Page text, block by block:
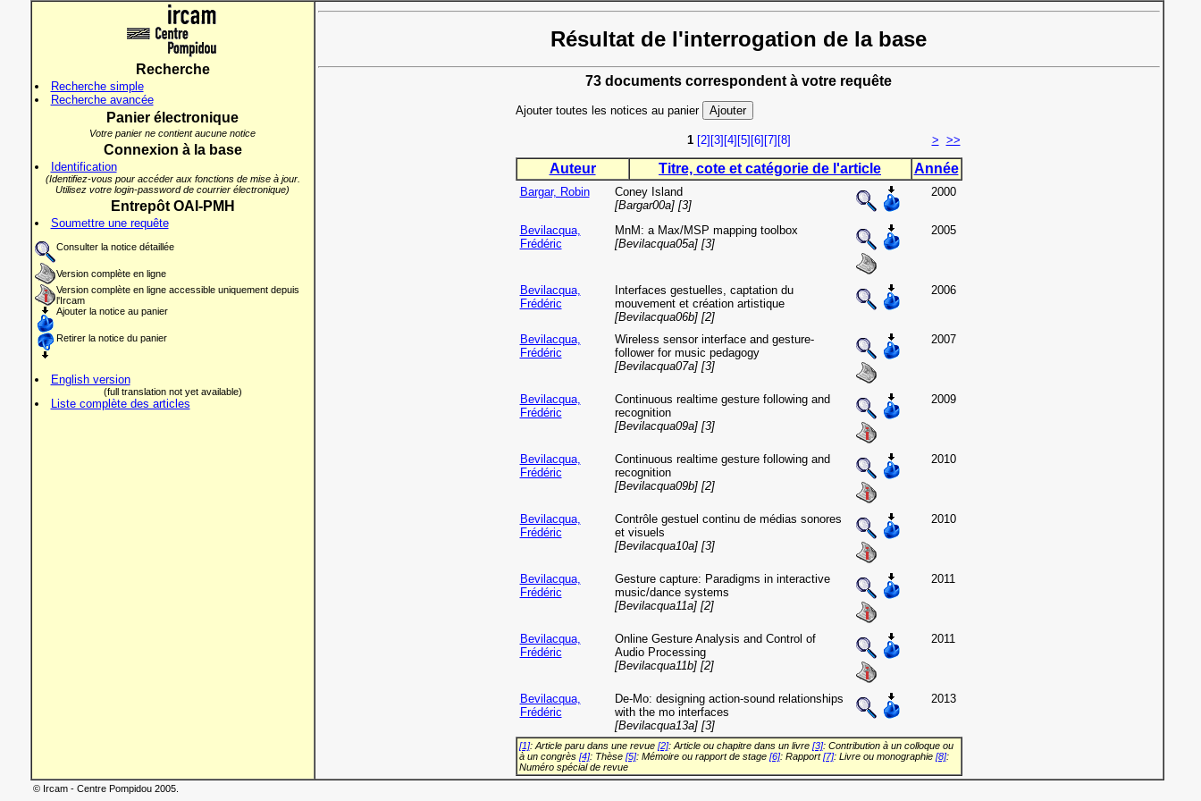
Recherche
Recherche simple
Recherche avancée
Panier électronique
Votre panier ne contient aucune notice
Connexion à la base
Identification
(Identifiez-vous pour accéder aux fonctions de mise à jour.
Utilisez votre login-password de courrier électronique)
Entrepôt OAI-PMH
Soumettre une requête
Consulter la notice détaillée
Version complète en ligne
Version complète en ligne accessible uniquement depuis
l'Ircam
Ajouter la notice au panier
Retirer la notice du panier
English version
(full translation not yet available)
Liste complète des articles
Résultat de l'interrogation de la base
73 documents correspondent à votre requête
Ajouter toutes les notices au panier
1 [2] [3] [4] [5] [6] [7] [8] > >>
Auteur Titre, cote et catégorie de l'article Année
Bargar, Robin
Coney Island
[Bargar00a] [3]
2000
Bevilacqua,
Frédéric
MnM: a Max/MSP mapping toolbox
[Bevilacqua05a] [3]
2005
Bevilacqua,
Frédéric
Interfaces gestuelles, captation du
mouvement et création artistique
[Bevilacqua06b] [2]
2006
Bevilacqua,
Frédéric
Wireless sensor interface and gesture-
follower for music pedagogy
[Bevilacqua07a] [3]
2007
Bevilacqua,
Frédéric
Continuous realtime gesture following and
recognition
[Bevilacqua09a] [3]
2009
Bevilacqua,
Frédéric
Continuous realtime gesture following and
recognition
[Bevilacqua09b] [2]
2010
Bevilacqua,
Frédéric
Contrôle gestuel continu de médias sonores
et visuels
[Bevilacqua10a] [3]
2010
Bevilacqua,
Frédéric
Gesture capture: Paradigms in interactive
music/dance systems
[Bevilacqua11a] [2]
2011
Bevilacqua,
Frédéric
Online Gesture Analysis and Control of
Audio Processing
[Bevilacqua11b] [2]
2011
Bevilacqua,
Frédéric
De-Mo: designing action-sound relationships
with the mo interfaces
[Bevilacqua13a] [3]
2013
[1]: Article paru dans une revue [2]: Article ou chapitre dans un livre [3]: Contribution à un colloque ou
à un congrès [4]: Thèse [5]: Mémoire ou rapport de stage [6]: Rapport[7]: Livre ou monographie [8]:
Numéro spécial de revue
© Ircam - Centre Pompidou 2005.